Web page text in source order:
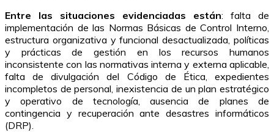
Entre las situaciones evidenciadas están: falta de
implementación de las Normas Básicas de Control Interno,
estructura organizativa y funcional desactualizada, políticas
y prácticas de gestión en los recursos humanos
inconsistente con las normativas interna y externa aplicable,
falta de divulgación del Código de Ética, expedientes
incompletos de personal, inexistencia de un plan estratégico
y operativo de tecnología, ausencia de planes de
contingencia y recuperación ante desastres informáticos
(DRP).